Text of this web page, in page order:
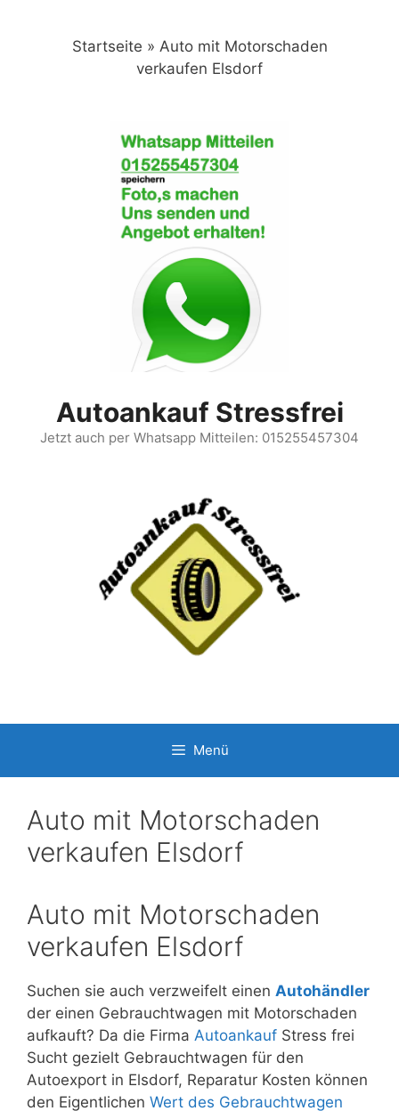
Startseite » Auto mit Motorschaden
verkaufen Elsdorf
Autoankauf Stressfrei
Jetzt auch per Whatsapp Mitteilen: 015255457304
Menü
Auto mit Motorschaden
verkaufen Elsdorf
Auto mit Motorschaden
verkaufen Elsdorf
Suchen sie auch verzweifelt einen Autohändler
der einen Gebrauchtwagen mit Motorschaden
aufkauft? Da die Firma Autoankauf Stress frei
Sucht gezielt Gebrauchtwagen für den
Autoexport in Elsdorf, Reparatur Kosten können
den Eigentlichen Wert des Gebrauchtwagen